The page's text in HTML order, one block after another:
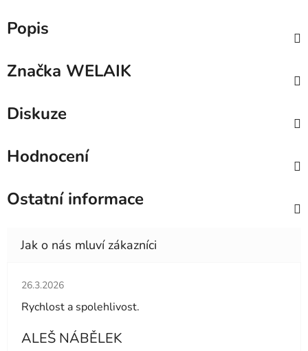
Popis
Značka WELAIK
Diskuze
Hodnocení
Ostatní informace
Hodnocení obchodu je 5 z 5 hvězdiček.
26.3.2026
Rychlost a spolehlivost.
ALEŠ NÁBĚLEK